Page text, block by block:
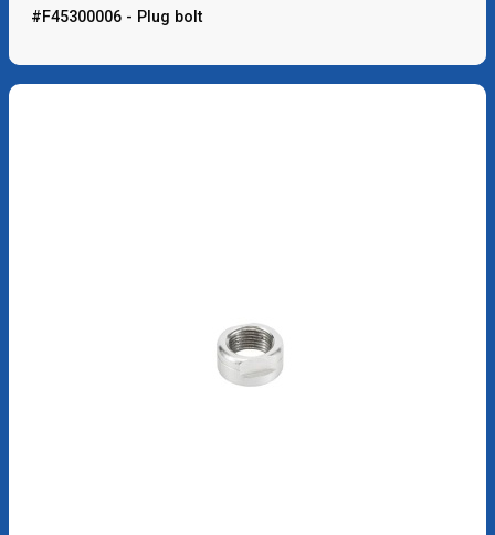
#F45300006 - Plug bolt